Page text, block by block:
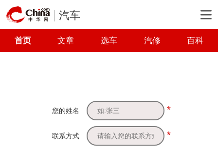
汽车
首页 文章 选车 汽修 百科
您的姓名 *
联系方式 *